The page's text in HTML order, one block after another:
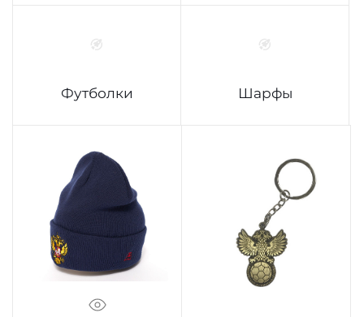
Футболки Шарфы